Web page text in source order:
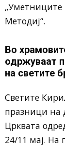
„Уметниците
Методиј“.
Во
одржуваат
на светите
Светите
празници на
Црквата
24/11 мај. На